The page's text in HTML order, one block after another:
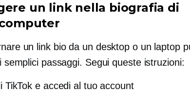
un link nella biografia di
un link bio da un desktop o un laptop
passaggi. Segui queste istruzioni:
TikTok e accedi al tuo account